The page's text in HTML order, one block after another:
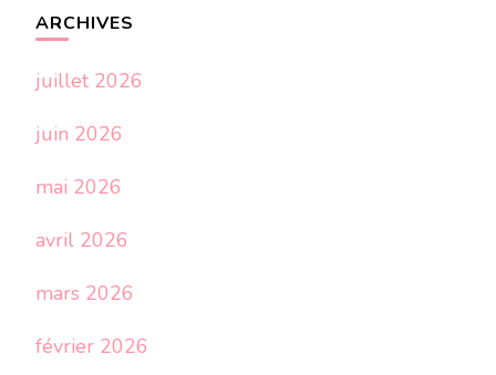
ARCHIVES
juillet 2026
juin 2026
mai 2026
avril 2026
mars 2026
février 2026